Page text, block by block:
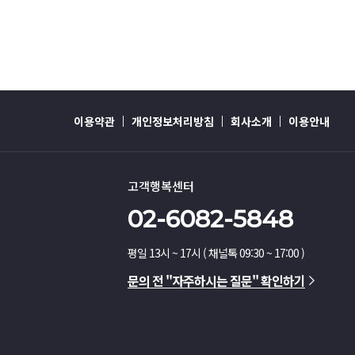
이용약관 개인정보처리방침 회사소개 이용안내
고객행복센터
02-6082-5848
평일 13시 ~ 17시 ( 채널톡 09:30 ~ 17:00 )
문의 전 "자주하시는 질문" 확인하기